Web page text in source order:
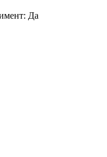
Да